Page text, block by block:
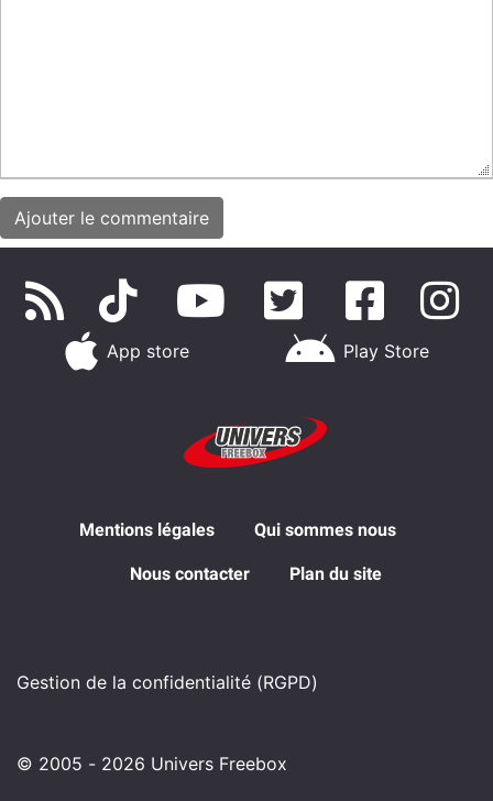
App store Play Store
Mentions légales Qui sommes nous
Nous contacter Plan du site
Gestion de la confidentialité (RGPD)
© 2005 - 2026 Univers Freebox